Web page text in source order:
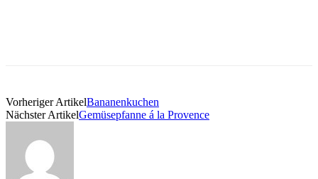
Vorheriger ArtikelBananenkuchen
Nächster ArtikelGemüsepfanne á la Provence